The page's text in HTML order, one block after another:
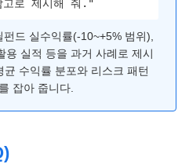
로 제시해 줘."
드 실수익률(-10~+5% 범위),
용 실적 등을 과거 사례로 제시
수익률 분포와 리스크 패턴
잡아 줍니다.